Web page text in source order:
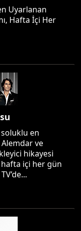
Uyarlanan
Hafta İçi Her
en
ve
hikayesi
içi her gün